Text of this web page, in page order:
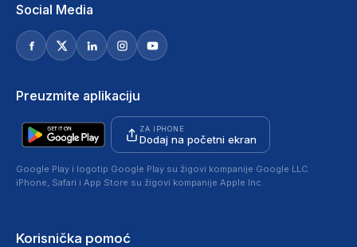
Social Media
Preuzmite aplikaciju
ZA IPHONE
Dodaj na početni ekran
Google Play i logotip Google Play su žigovi kompanije Google LLC.
iPhone, Safari i App Store su žigovi kompanije Apple Inc.
Korisnička pomoć